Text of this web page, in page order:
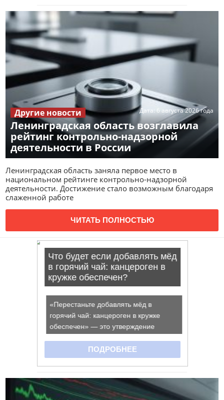
Ленинградская область возглавила
рейтинг контрольно-надзорной
деятельности в России
Дата: 6 августа 2026 года
Другие новости
Ленинградская область заняла первое место в
национальном рейтинге контрольно-надзорной
деятельности. Достижение стало возможным благодаря
слаженной работе
ЧИТАТЬ ПОЛНОСТЬЮ